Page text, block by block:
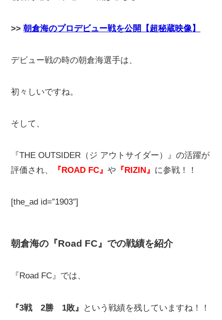
>>朝倉海のプロデビュー戦を公開【超秘蔵映像】
デビュー戦の時の朝倉海選手は、
初々しいですね。
そして、
『THE OUTSIDER（ジ アウトサイダー）』の活躍が
評価され、
『ROAD FC』や 『RIZIN』 に参戦！！
[the_ad id=”1903″]
朝倉海の『Road FC』での戦績を紹介
『Road FC』では、
『3戦 2勝 1敗』 という戦績を残していますね！！